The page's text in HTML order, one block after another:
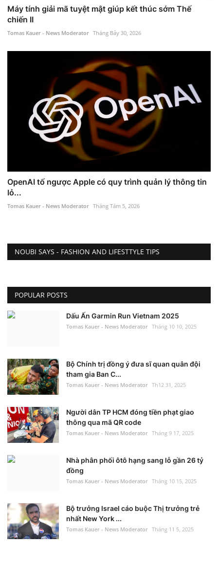
Máy tính giải mã tuyệt mật giúp kết thúc sớm Thế
chiến II
Tomas Kauer - News Moderator Tháng Bảy 30, 2026
OpenAI tố ngược Apple có quy trình quản lý thông tin
lỏ...
Tomas Kauer - News Moderator Tháng Tám 5, 2026
NOUBI SAYS - FASHION AND LIFESTTYLE TIPS
POPULAR POSTS
Dấu Ấn Garmin Run Vietnam 2025
Tomas Kauer - News Moderator Tháng 10 10, 2025
Bộ Chính trị đồng ý đưa sĩ quan quân đội
tham gia Ban C...
Tomas Kauer - News Moderator Th12 31, 2025
Người dân TP HCM đóng tiền phạt giao
thông qua mã QR code
Tomas Kauer - News Moderator Tháng 9 17, 2025
Nhà phân phối ôtô hạng sang lỗ gần 26 tỷ
đồng
Tomas Kauer - News Moderator Tháng 10 15, 2025
Bộ trưởng Israel cáo buộc Thị trưởng trẻ
nhất New York ...
Tomas Kauer - News Moderator Tháng 11 5, 2025